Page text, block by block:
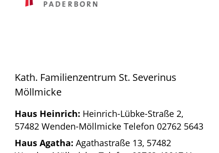
Kath. Familienzentrum St. Severinus
Möllmicke
Haus Heinrich: Heinrich-Lübke-Straße 2,
57482 Wenden-Möllmicke Telefon 02762 5643
Haus Agatha: Agathastraße 13, 57482